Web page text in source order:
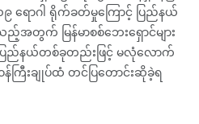
ရောဂါ ရိုက်ခတ်မှုကြောင့် ပြည်နယ်
တွက် မြန်မာစစ်ဘေးရှောင်များ
ည်နယ်တစ်ခုတည်းဖြင့် မလုံလောက်
ြီးချုပ်ထံ တင်ပြတောင်းဆိုခဲ့ရ